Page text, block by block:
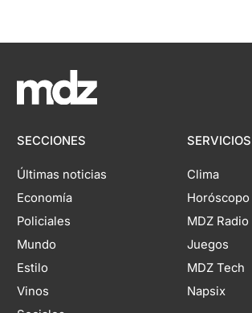
SECCIONES
Últimas noticias
Economía
Policiales
Mundo
Estilo
Vinos
SERVICIOS
Clima
Horóscopo
MDZ Radio
Juegos
MDZ Tech
Napsix